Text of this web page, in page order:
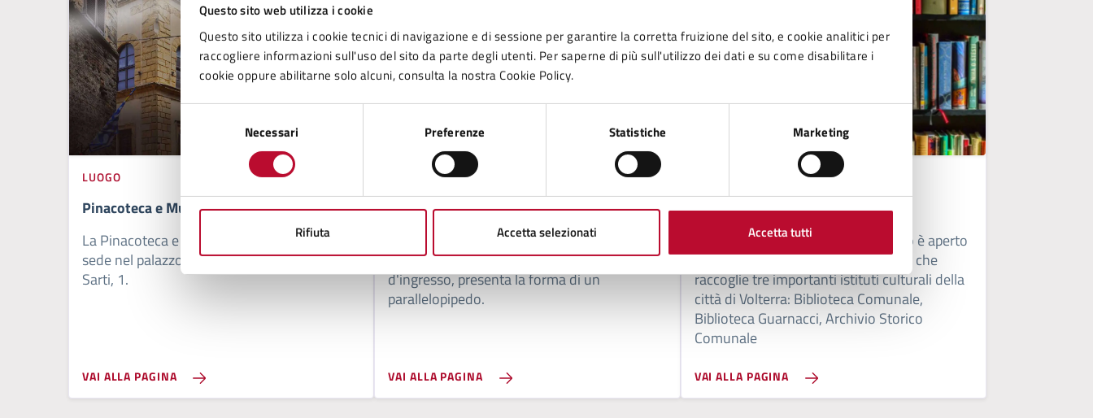
Questo sito web utilizza i cookie
Questo sito utilizza i cookie tecnici di navigazione e di sessione per garantire la corretta fruizione del sito, e cookie analitici per
raccogliere informazioni sull'uso del sito da parte degli utenti. Per saperne di più sull'utilizzo dei dati e su come disabilitare i
cookie oppure abilitarne solo alcuni, consulta la nostra Cookie Policy.
Selezione
del
consenso
Necessari Preferenze Statistiche Marketing
Rifiuta Accetta selezionati Accetta tutti
LUOGO
Pinacoteca e Museo Civico
La Pinacoteca e Museo Civico di Volterra ha
sede nel palazzo Minucci-Solaini, in via de'
Sarti, 1.
VAI ALLA PAGINA
Palazzo Priori
Edificato da maestro Riccardo nel 1239
come recita l'iscrizione vicino al portale
d'ingresso, presenta la forma di un
parallelopipedo.
VAI ALLA PAGINA
Biblioteca di Palazzo Vigilanti
Dal febbraio 1985 in questo palazzo è aperto
al pubblico un centro documentario che
raccoglie tre importanti istituti culturali della
città di Volterra: Biblioteca Comunale,
Biblioteca Guarnacci, Archivio Storico
Comunale
VAI ALLA PAGINA